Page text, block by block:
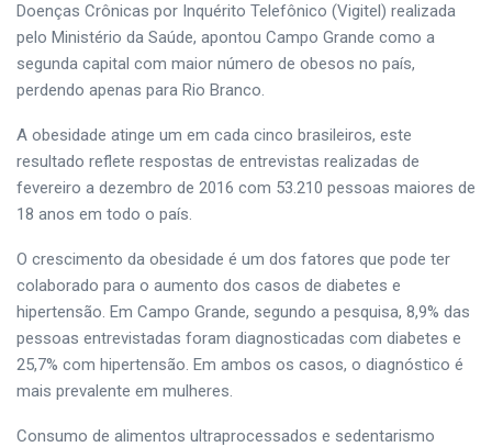
Doenças Crônicas por Inquérito Telefônico (Vigitel) realizada
pelo Ministério da Saúde, apontou Campo Grande como a
segunda capital com maior número de obesos no país,
perdendo apenas para Rio Branco.
A obesidade atinge um em cada cinco brasileiros, este
resultado reflete respostas de entrevistas realizadas de
fevereiro a dezembro de 2016 com 53.210 pessoas maiores de
18 anos em todo o país.
O crescimento da obesidade é um dos fatores que pode ter
colaborado para o aumento dos casos de diabetes e
hipertensão. Em Campo Grande, segundo a pesquisa, 8,9% das
pessoas entrevistadas foram diagnosticadas com diabetes e
25,7% com hipertensão. Em ambos os casos, o diagnóstico é
mais prevalente em mulheres.
Consumo de alimentos ultraprocessados e sedentarismo